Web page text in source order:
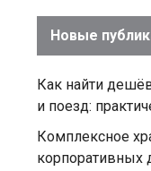
Новые
Как найти
и поезд:
Комплексное
корпоративных